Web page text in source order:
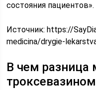
состояния пациентов».
Источник:https://
medicina/drygie-
В чем разница